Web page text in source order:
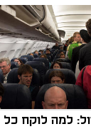
למה לוקח כל